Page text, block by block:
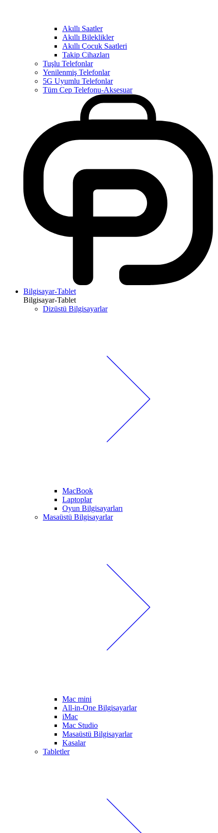
Akıllı Saatler
Akıllı Bileklikler
Akıllı Çocuk Saatleri
Takip Cihazları
Tuşlu Telefonlar
Yenilenmiş Telefonlar
5G Uyumlu Telefonlar
Tüm Cep Telefonu-Aksesuar
Bilgisayar-Tablet
Bilgisayar-Tablet
Dizüstü Bilgisayarlar
MacBook
Laptoplar
Oyun Bilgisayarları
Masaüstü Bilgisayarlar
Mac mini
All-in-One Bilgisayarlar
iMac
Mac Studio
Masaüstü Bilgisayarlar
Kasalar
Tabletler